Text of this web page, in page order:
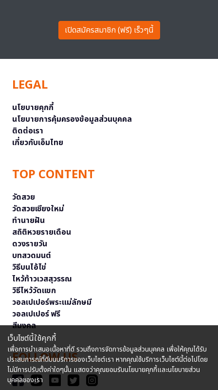
เปิดสมัครสมาชิก (ฟรี) เร็วๆนี้
LEGAL
นโยบายคุกกี้
นโยบายการคุ้มครองข้อมูลส่วนบุคคล
ติดต่อเรา
เกี่ยวกับเอ็มไทย
TOP CONTENT
วัดสวย
วัดสวยเชียงใหม่
ทำนายฝัน
สถิติหวยรายเดือน
ดวงรายวัน
บทสวดมนต์
วิธีบนไอ้ไข่
ไหว้ท้าวเวสสุวรรณ
วิธีไหว้วัดแขก
วอลเปเปอร์พระแม่ลักษมี
วอลเปเปอร์ ฟรี
สีมงคล
FOLLOW US
เว็บไซต์นี้ใช้คุกกี้
เพื่อการนำเสนอเนื้อหาที่ดี รวมถึงการจัดการข้อมูลส่วนบุคคล เพื่อให้คุณได้รับ
ประสบการณ์ที่ดีบนบริการของเว็บไซต์เรา หากคุณใช้บริการเว็บไซต์นี้ต่อไปโดย
ไม่มีการปรับตั้งค่าใดๆนั้น แสดงว่าคุณยอมรับนโยบายคุกกี้และนโยบายส่วน
บุคคลของเรา